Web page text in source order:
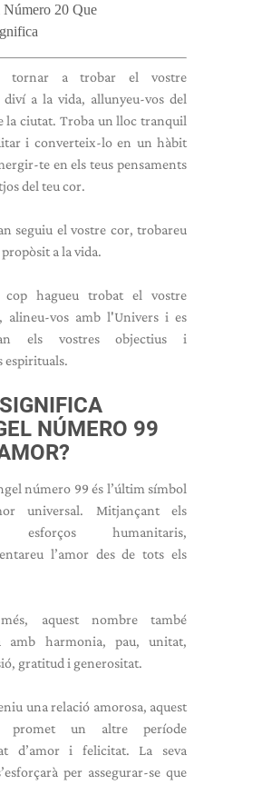
Número 20 Que
tornar a trobar el vostre
diví a la vida, allunyeu-vos del
la ciutat. Troba un lloc tranquil
i converteix-lo en un hàbit
te en els teus pensaments
del teu cor.
seguiu el vostre cor, trobareu
a la vida.
cop hagueu trobat el vostre
alineu-vos amb l'Univers i es
els vostres objectius i
espirituals.
NÚMERO 99
número 99 és l’últim símbol
universal. Mitjançant els
esforços humanitaris,
l’amor des de tots els
aquest nombre també
amb harmonia, pau, unitat,
gratitud i generositat.
una relació amorosa, aquest
promet un altre període
d’amor i felicitat. La seva
per assegurar-se que